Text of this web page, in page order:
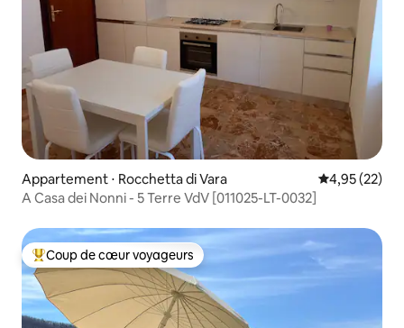
Appartement ⋅ Rocchetta di Vara Évaluation
4,95 (22)
A Casa dei Nonni - 5 Terre VdV [011025-LT-0032]
Coups de cœur voyageurs les plus appréciés
Coup de cœur voyageurs